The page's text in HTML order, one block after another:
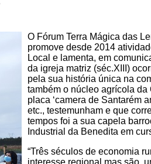
O Fórum Terra Mágica das
promove desde 2014
Local e lamenta, em
da igreja matriz (séc.XIII)
pela sua história única na
também o núcleo agrícola
placa ‘camera de Santarém
etc., testemunham e que
tempos foi a sua capela
Industrial da Benedita em
“Três séculos de economia
interesse regional mas são